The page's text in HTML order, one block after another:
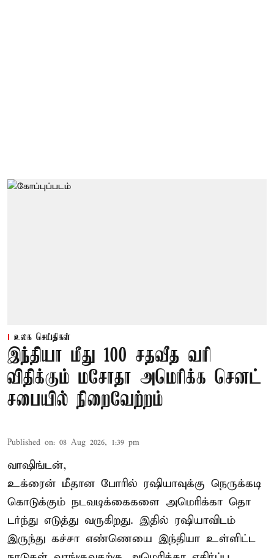
உலக செய்திகள்
இந்தியா மீது 100 சதவீத வரி
விதிக்கும் மசோதா அமெரிக்க செனட்
சபையில் நிறைவேற்றம்
Published on: 08 Aug 2026, 1:39 pm
வாஷிங்டன்,
உக்ரைன் மீதான போரில் ரஷியாவுக்கு நெருக்கடி
கொடுக்கும் நடவடிக்கைகளை அமெரிக்கா தொ
டர்ந்து எடுத்து வருகிறது. இதில் ரஷியாவிடம்
இருந்து கச்சா எண்ணெயை இந்தியா உள்ளிட்ட